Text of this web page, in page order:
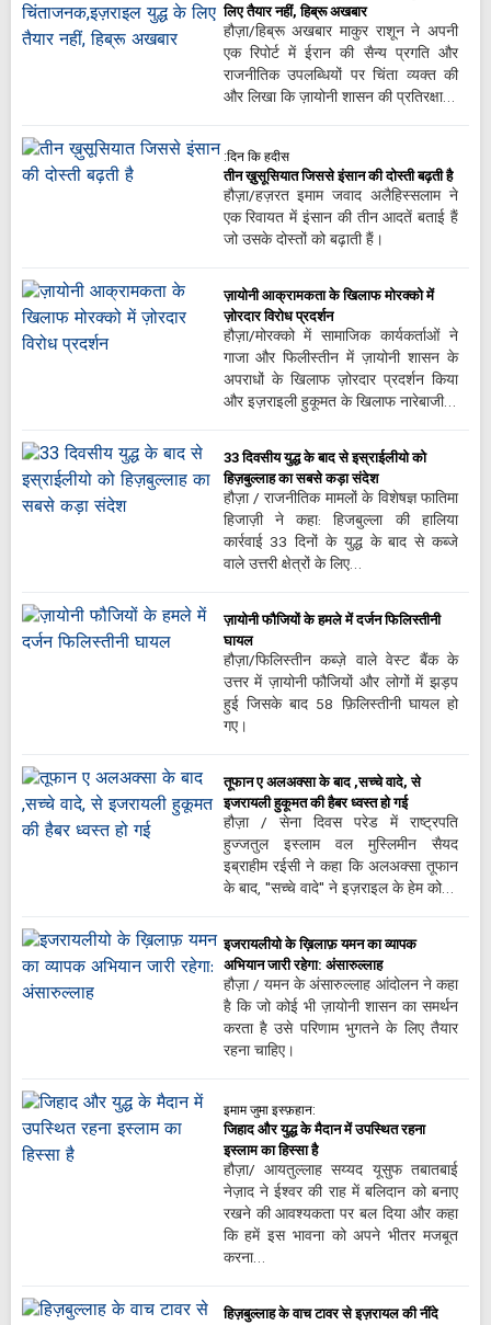
लिए तैयार नहीं, हिब्रू अखबार
हौज़ा/हिब्रू अखबार माकुर राशून ने अपनी
एक रिपोर्ट में ईरान की सैन्य प्रगति और
राजनीतिक उपलब्धियों पर चिंता व्यक्त की
और लिखा कि ज़ायोनी शासन की प्रतिरक्षा…
:दिन कि हदीस
तीन ख़ुसूसियात जिससे इंसान की दोस्ती बढ़ती है
हौज़ा/हज़रत इमाम जवाद अलैहिस्सलाम ने
एक रिवायत में इंसान की तीन आदतें बताई हैं
जो उसके दोस्तों को बढ़ाती हैं।
ज़ायोनी आक्रामकता के खिलाफ मोरक्को में
ज़ोरदार विरोध प्रदर्शन
हौज़ा/मोरक्को में सामाजिक कार्यकर्ताओं ने
गाजा और फिलीस्तीन में ज़ायोनी शासन के
अपराधों के खिलाफ ज़ोरदार प्रदर्शन किया
और इज़राइली हुकूमत के खिलाफ नारेबाजी…
33 दिवसीय युद्ध के बाद से इस्राईलीयो को
हिज़बुल्लाह का सबसे कड़ा संदेश
हौज़ा / राजनीतिक मामलों के विशेषज्ञ फातिमा
हिजाज़ी ने कहा: हिजबुल्ला की हालिया
कार्रवाई 33 दिनों के युद्ध के बाद से कब्जे
वाले उत्तरी क्षेत्रों के लिए…
ज़ायोनी फौजियों के हमले में दर्जन फिलिस्तीनी
घायल
हौज़ा/फिलिस्तीन कब्ज़े वाले वेस्ट बैंक के
उत्तर में ज़ायोनी फौजियों और लोगों में झड़प
हुई जिसके बाद 58 फ़िलिस्तीनी घायल हो
गए।
तूफान ए अलअक्सा के बाद ,सच्चे वादे, से
इजरायली हुकूमत की हैबर ध्वस्त हो गई
हौज़ा / सेना दिवस परेड में राष्ट्रपति
हुज्जतुल इस्लाम वल मुस्लिमीन सैयद
इब्राहीम रईसी ने कहा कि अलअक्सा तूफान
के बाद, "सच्चे वादे" ने इज़राइल के हेम को…
इजरायलीयो के ख़िलाफ़ यमन का व्यापक
अभियान जारी रहेगा: अंसारुल्लाह
हौज़ा / यमन के अंसारुल्लाह आंदोलन ने कहा
है कि जो कोई भी ज़ायोनी शासन का समर्थन
करता है उसे परिणाम भुगतने के लिए तैयार
रहना चाहिए।
इमाम जुमा इस्फ़हान:
जिहाद और युद्ध के मैदान में उपस्थित रहना
इस्लाम का हिस्सा है
हौज़ा/ आयतुल्लाह सय्यद यूसुफ तबातबाई
नेज़ाद ने ईश्वर की राह में बलिदान को बनाए
रखने की आवश्यकता पर बल दिया और कहा
कि हमें इस भावना को अपने भीतर मजबूत
करना…
हिज़बुल्लाह के वाच टावर से इज़रायल की नींदे